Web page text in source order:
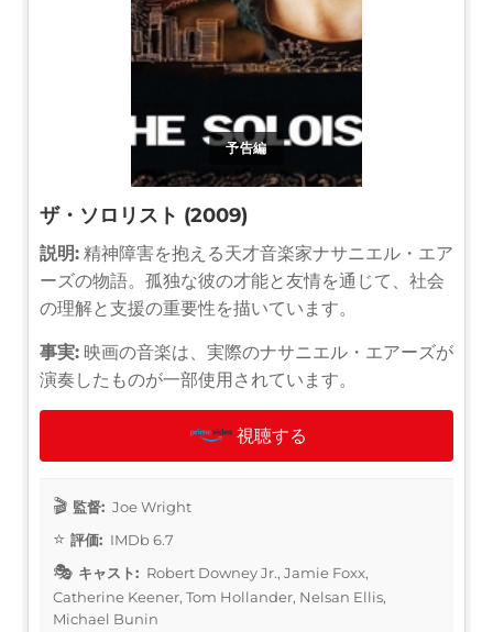
予告編
ザ・ソロリスト (2009)
説明: 精神障害を抱える天才音楽家ナサニエル・エア
ーズの物語。孤独な彼の才能と友情を通じて、社会
の理解と支援の重要性を描いています。
事実: 映画の音楽は、実際のナサニエル・エアーズが
演奏したものが一部使用されています。
視聴する
監督: Joe Wright
評価: IMDb 6.7
キャスト: Robert Downey Jr., Jamie Foxx,
Catherine Keener, Tom Hollander, Nelsan Ellis,
Michael Bunin